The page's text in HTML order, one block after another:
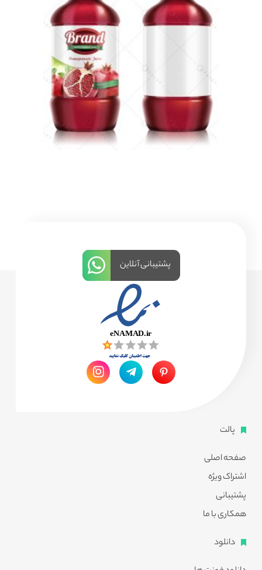
پالت
صفحه اصلی
اشتراک ویژه
پشتیبانی
همکاری با ما
دانلود
پشتیبانی آنلاین